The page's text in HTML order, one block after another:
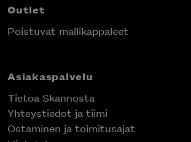
Outlet
Poistuvat mallikappaleet
Asiakaspalvelu
Tietoa Skannosta
Yhteystiedot ja tiimi
Ostaminen ja toimitusajat